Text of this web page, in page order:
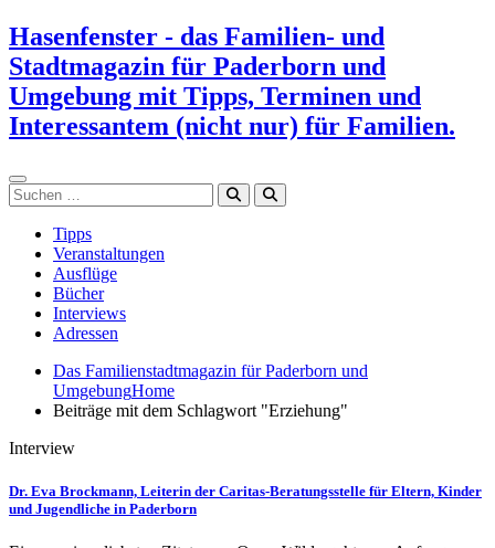
Zum
Inhalt
springen
Hasenfenster - das Familien- und
Stadtmagazin für Paderborn und
Umgebung mit Tipps, Terminen und
Interessantem (nicht nur) für Familien.
Suchen
Tipps
Veranstaltungen
Ausflüge
Bücher
Interviews
Adressen
Das Familienstadtmagazin für Paderborn und
UmgebungHome
Beiträge mit dem Schlagwort "Erziehung"
Interview
Dr. Eva Brockmann, Leiterin der Caritas-Beratungsstelle für Eltern, Kinder
und Jugendliche in Paderborn